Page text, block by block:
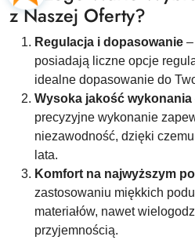
z Naszej Oferty?
Regulacja i dopasowanie
posiadają liczne opcje
idealne dopasowanie do
Wysoka jakość wykonania
precyzyjne wykonanie
niezawodność, dzięki czemu
lata.
Komfort na najwyższym
zastosowaniu miękkich
materiałów, nawet
przyjemnością.